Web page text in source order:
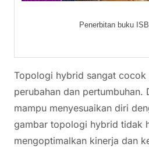
Penerbitan buku
Topologi hybrid sangat cocok
perubahan dan
mampu menyesuaikan diri
gambar topologi hybrid tidak
mengoptimalkan kinerja dan